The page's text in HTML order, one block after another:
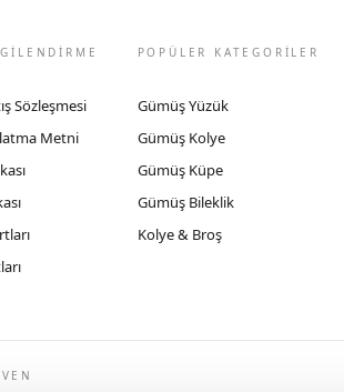
Sözleşmesi
Metni
POPÜLER KATEGORİLER
Gümüş Yüzük
Gümüş Kolye
Gümüş Küpe
Gümüş Bileklik
Kolye & Broş